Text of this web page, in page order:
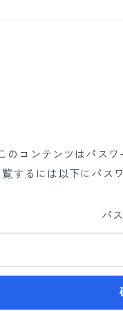
のコンテンツはパス
覧するには以下にパス
パ